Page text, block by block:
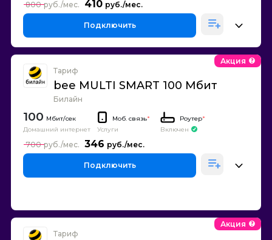
410
800
Подключить
Тариф
bee MULTI SMART 100 Мбит
Билайн
Акция
100
Домашний интернет
Моб. связь*
Услуги
Роутер*
Включен
346
700
Подключить
Тариф
Акция